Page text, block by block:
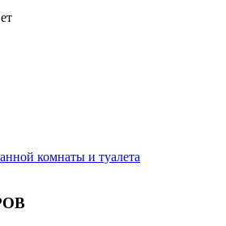
комнаты и туалета